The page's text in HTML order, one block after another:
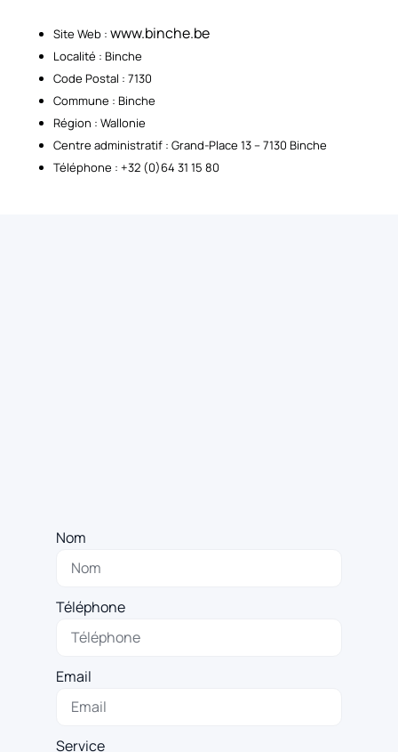
Site Web : www.binche.be
Localité : Binche
Code Postal : 7130
Commune : Binche
Région : Wallonie
Centre administratif : Grand-Place 13 – 7130 Binche
Téléphone : +32 (0)64 31 15 80
Nom
Téléphone
Email
Service